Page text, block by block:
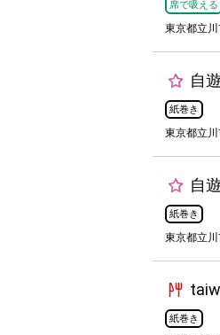
席で吸える
東京都立川
自
紙巻き
東京都立
自
紙巻き
東京都立
紙巻き